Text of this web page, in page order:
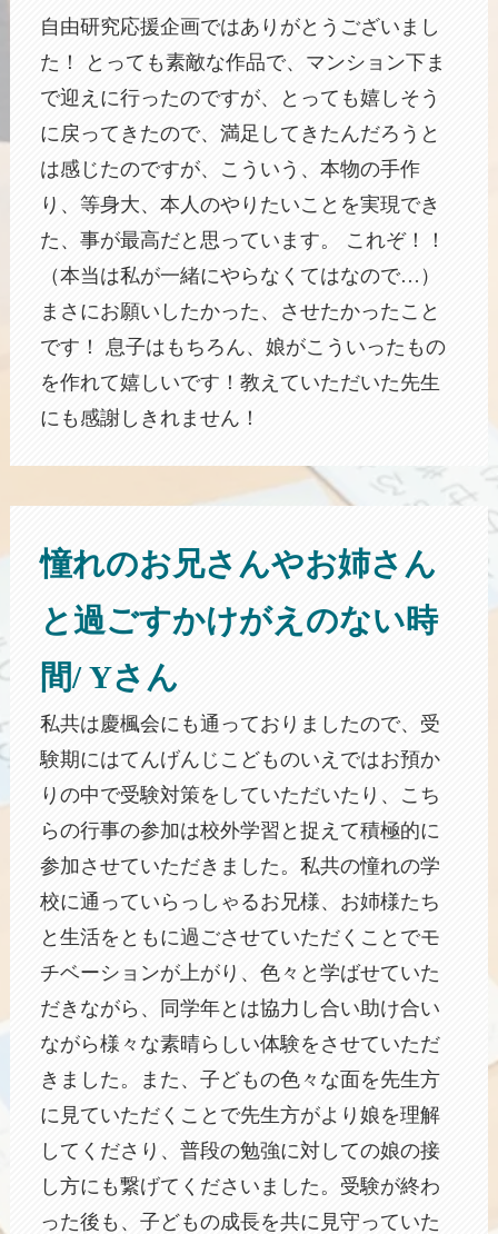
自由研究応援企画ではありがとうございまし
た！ とっても素敵な作品で、マンション下ま
で迎えに行ったのですが、とっても嬉しそう
に戻ってきたので、満足してきたんだろうと
は感じたのですが、こういう、本物の手作
り、等身大、本人のやりたいことを実現でき
た、事が最高だと思っています。 これぞ！！
（本当は私が一緒にやらなくてはなので…）
まさにお願いしたかった、させたかったこと
です！ 息子はもちろん、娘がこういったもの
を作れて嬉しいです！教えていただいた先生
にも感謝しきれません！
憧れのお兄さんやお姉さん
と過ごすかけがえのない時
間/ Yさん
私共は慶楓会にも通っておりましたので、受
験期にはてんげんじこどものいえではお預か
りの中で受験対策をしていただいたり、こち
らの行事の参加は校外学習と捉えて積極的に
参加させていただきました。私共の憧れの学
校に通っていらっしゃるお兄様、お姉様たち
と生活をともに過ごさせていただくことでモ
チベーションが上がり、色々と学ばせていた
だきながら、同学年とは協力し合い助け合い
ながら様々な素晴らしい体験をさせていただ
きました。また、子どもの色々な面を先生方
に見ていただくことで先生方がより娘を理解
してくださり、普段の勉強に対しての娘の接
し方にも繋げてくださいました。受験が終わ
った後も、子どもの成長を共に見守っていた